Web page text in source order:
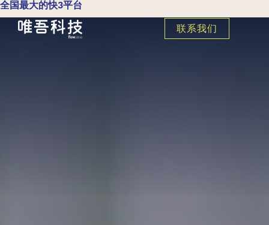
全国最大的快3平台
联系我们